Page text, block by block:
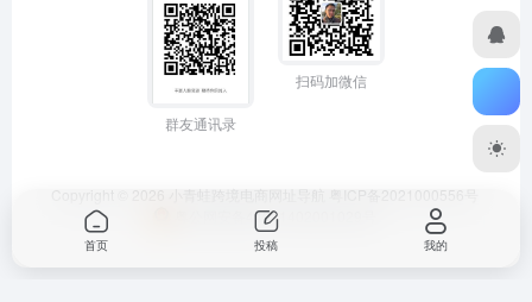
群友通讯录
扫码加微信
Copyright © 2026 小青蛙跨境电商网址导航
粤ICP备2021000556号
粤公网安备44011402001029号
首页 投稿 我的